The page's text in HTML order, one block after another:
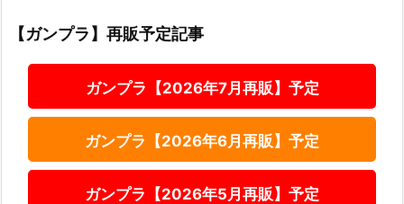
【ガンプラ】再販予定記事
ガンプラ【2026年7月再販】予定
ガンプラ【2026年6月再販】予定
ガンプラ【2026年5月再販】予定